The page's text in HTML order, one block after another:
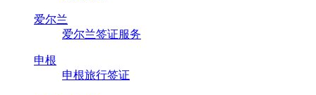
爱尔兰
爱尔兰签证服务
申根
申根旅行签证